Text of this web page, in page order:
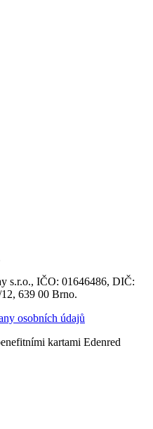
s.r.o., IČO: 01646486, DIČ:
, 639 00 Brno.
osobních údajů
kartami Edenred